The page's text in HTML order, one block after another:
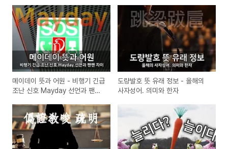
메이데이 뜻과 어원 - 비행기 긴급
조난 신호 Mayday 선언과 팬팬
도량발호 뜻 유래 정보 - 올해의
사자성어. 의미와 한자